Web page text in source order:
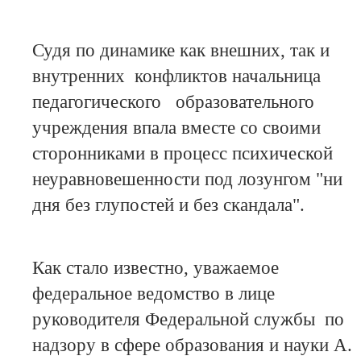
Судя по динамике как внешних, так и
внутренних конфликтов начальница
педагогического образовательного
учреждения впала вместе со своими
сторонниками в процесс психической
неуравновешенности под лозунгом "ни
дня без глупостей и без скандала".
Как стало известно, уважаемое
федеральное ведомство в лице
руководителя Федеральной службы по
надзору в сфере образования и науки А.